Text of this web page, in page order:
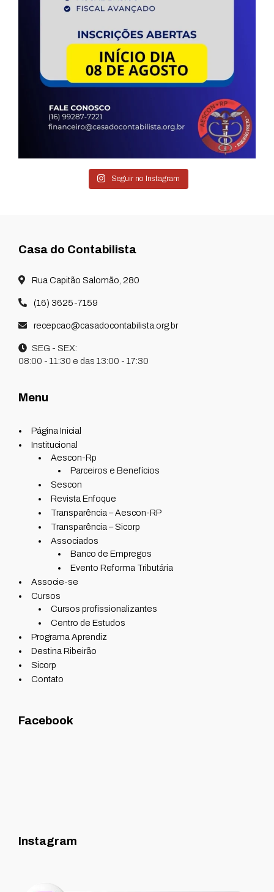
Seguir no Instagram
Casa do Contabilista
Rua Capitão Salomão, 280
(16) 3625-7159
recepcao@casadocontabilista.org.br
SEG - SEX:
08:00 - 11:30 e das 13:00 - 17:30
Menu
Página Inicial
Institucional
Aescon-Rp
Parceiros e Benefícios
Sescon
Revista Enfoque
Transparência – Aescon-RP
Transparência – Sicorp
Associados
Banco de Empregos
Evento Reforma Tributária
Associe-se
Cursos
Cursos profissionalizantes
Centro de Estudos
Programa Aprendiz
Destina Ribeirão
Sicorp
Contato
Facebook
Instagram